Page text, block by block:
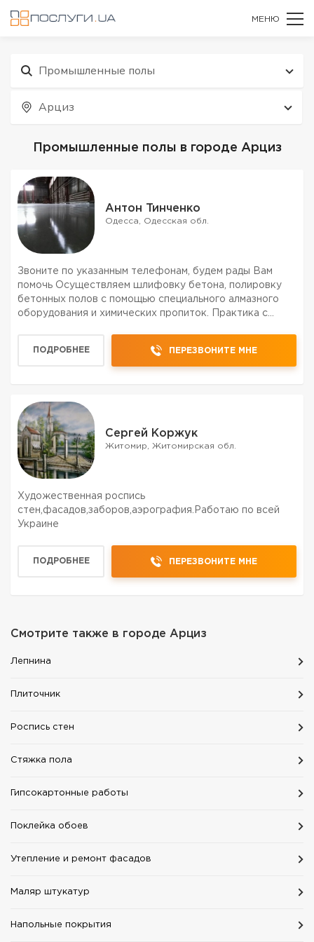
МЕНЮ
Промышленные полы
Арциз
Промышленные полы в городе Арциз
Антон Тинченко
Одесса, Одесская обл.
Звоните по указанным телефонам, будем рады Вам
помочь Осуществляем шлифовку бетона, полировку
бетонных полов с помощью специального алмазного
оборудования и химических пропиток. Практика с
инструмента позволяют ...
ПОДРОБНЕЕ ПЕРЕЗВОНИТЕ МНЕ
Сергей Коржук
Житомир, Житомирская обл.
Художественная роспись
стен,фасадов,заборов,аэрография.Работаю по всей
Украине
ПОДРОБНЕЕ ПЕРЕЗВОНИТЕ МНЕ
Смотрите также в городе Арциз
Лепнина
Плиточник
Роспись стен
Стяжка пола
Гипсокартонные работы
Поклейка обоев
Утепление и ремонт фасадов
Маляр штукатур
Напольные покрытия